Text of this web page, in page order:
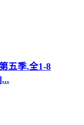
五季.全1-8